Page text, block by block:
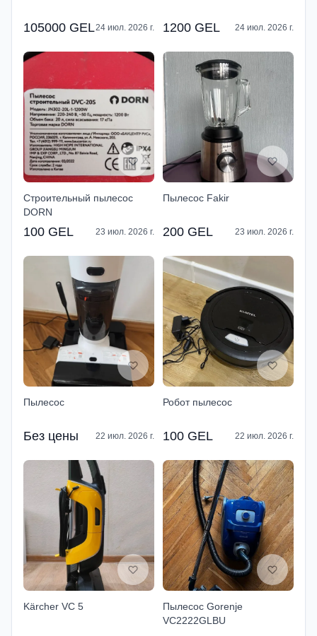
105000 GEL24 июл. 2026 г. 1200 GEL 24 июл. 2026 г.
Строительный пылесос
DORN
100 GEL 23 июл. 2026 г.
Пылесос Fakir
200 GEL 23 июл. 2026 г.
Пылесос
Без цены 22 июл. 2026 г.
Робот пылесос
100 GEL 22 июл. 2026 г.
Kärcher VC 5
Пылесос Gorenje
VC2222GLBU